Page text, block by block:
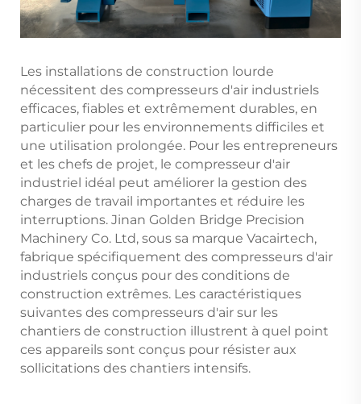
Les installations de construction lourde
nécessitent des compresseurs d'air industriels
efficaces, fiables et extrêmement durables, en
particulier pour les environnements difficiles et
une utilisation prolongée. Pour les entrepreneurs
et les chefs de projet, le compresseur d'air
industriel idéal peut améliorer la gestion des
charges de travail importantes et réduire les
interruptions. Jinan Golden Bridge Precision
Machinery Co. Ltd, sous sa marque Vacairtech,
fabrique spécifiquement des compresseurs d'air
industriels conçus pour des conditions de
construction extrêmes. Les caractéristiques
suivantes des compresseurs d'air sur les
chantiers de construction illustrent à quel point
ces appareils sont conçus pour résister aux
sollicitations des chantiers intensifs.